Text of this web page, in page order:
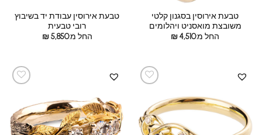
טבעת אירוסין בסגנון קלטי
משובצת מואסניט ויהלומים
החל מ:
₪4,510
טבעת אירוסין עבודת יד בשיבוץ
רובי טבעית
החל מ:
₪5,850